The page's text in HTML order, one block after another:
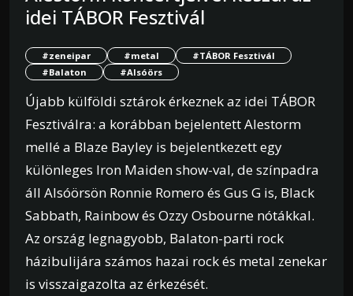
idei TÁBOR Fesztivál
#zeneipar #metal
#TÁBOR Fesztivál
#Balaton
#Alsóörs
Újabb külföldi sztárok érkeznek az idei TÁBOR
Fesztiválra: a korábban bejelentett Alestorm
mellé a Blaze Bayley is bejelentkezett egy
különleges Iron Maiden show-val, de színpadra
áll Alsóörsön Ronnie Romero és Gus G is, Black
Sabbath, Rainbow és Ozzy Osbourne nótákkal.
Az ország legnagyobb, Balaton-parti rock
házibulijára számos hazai rock és metal zenekar
is visszaigazolta az érkezését.